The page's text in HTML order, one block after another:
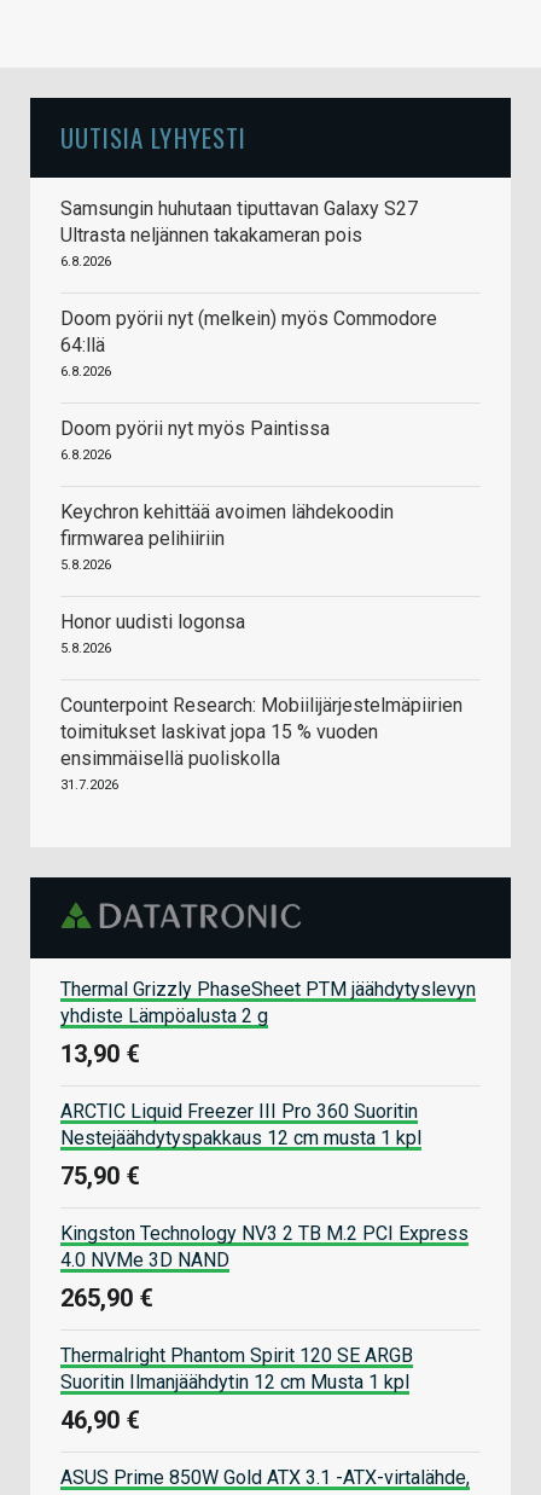
UUTISIA LYHYESTI
Samsungin huhutaan tiputtavan Galaxy S27
Ultrasta neljännen takakameran pois
6.8.2026
Doom pyörii nyt (melkein) myös Commodore
64:llä
6.8.2026
Doom pyörii nyt myös Paintissa
6.8.2026
Keychron kehittää avoimen lähdekoodin
firmwarea pelihiiriin
5.8.2026
Honor uudisti logonsa
5.8.2026
Counterpoint Research: Mobiilijärjestelmäpiirien
toimitukset laskivat jopa 15 % vuoden
ensimmäisellä puoliskolla
31.7.2026
Thermal Grizzly PhaseSheet PTM jäähdytyslevyn
yhdiste Lämpöalusta 2 g
13,90 €
ARCTIC Liquid Freezer III Pro 360 Suoritin
Nestejäähdytyspakkaus 12 cm musta 1 kpl
75,90 €
Kingston Technology NV3 2 TB M.2 PCI Express
4.0 NVMe 3D NAND
265,90 €
Thermalright Phantom Spirit 120 SE ARGB
Suoritin Ilmanjäähdytin 12 cm Musta 1 kpl
46,90 €
ASUS Prime 850W Gold ATX 3.1 -ATX-virtalähde,